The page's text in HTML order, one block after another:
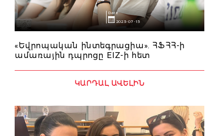
Date
2023-07-15
«Եվրոպական ինտեգրացիա». ՀՖՀՀ-ի
ամառային դպրոցը EIZ-ի հետ
ԿԱՐԴԱԼ ԱՎԵԼԻՆ